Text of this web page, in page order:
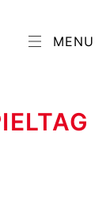
MENU